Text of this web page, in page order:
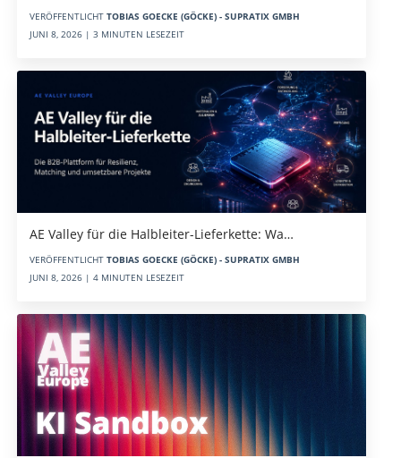
VERÖFFENTLICHT TOBIAS GOECKE (GÖCKE) - SUPRATIX GMBH
JUNI 8, 2026 | 3 MINUTEN LESEZEIT
AE Valley für die Halbleiter-Lieferkette: Wa…
VERÖFFENTLICHT TOBIAS GOECKE (GÖCKE) - SUPRATIX GMBH
JUNI 8, 2026 | 4 MINUTEN LESEZEIT